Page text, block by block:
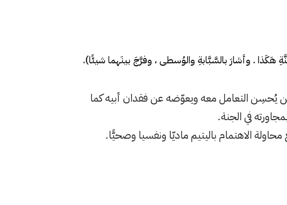
هَكَذا . وأشارَ بالسَّبَّابةِ والوُسطى ، وفرَّجَ بينَهما شيئًا).
يُحسِن التعامل معه ويعوّضه عن فقدان أبيه كما
في الجنة.
الاهتمام باليتيم ماديّا ونفسيا وصحيًّا.